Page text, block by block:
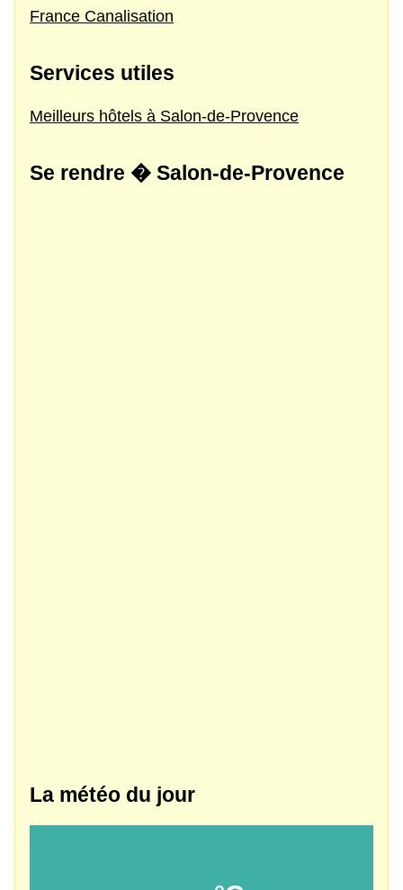
France Canalisation
Services utiles
Meilleurs hôtels à Salon-de-Provence
Se rendre � Salon-de-Provence
La météo du jour